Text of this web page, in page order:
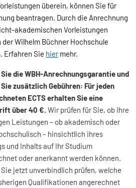
überein, können Sie für
beantragen. Durch die Anrechnung
akademischen Vorleistungen
Wilhelm Büchner Hochschule
Erfahren Sie hiermehr.
die WBH-Anrechnungsgarantie und
zusätzlich Gebühren: Für jeden
ECTS erhalten Sie eine
über 40 €.Wir prüfen für Sie, ob Ihre
Leistungen – ob akademisch oder
– hinsichtlich ihres
und Inhalts auf Ihr Studium
oder anerkannt werden können.
jetzt unverbindlich prüfen, welche
Qualifikationen angerechnet